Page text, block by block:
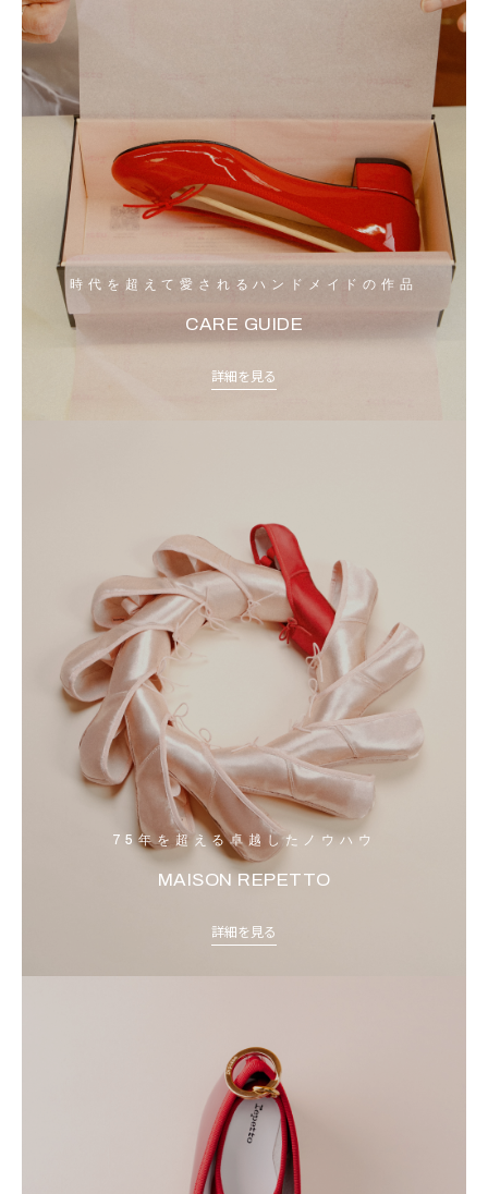
時代を超えて愛されるハンドメイドの作品
CARE GUIDE
詳細を見る
75年を超える卓越したノウハウ
MAISON REPETTO
詳細を見る